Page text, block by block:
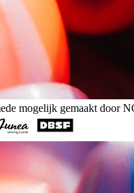
mogelijk gemaakt door